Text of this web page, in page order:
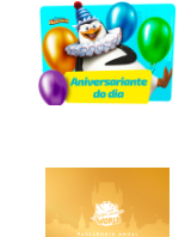
INFO
INFO